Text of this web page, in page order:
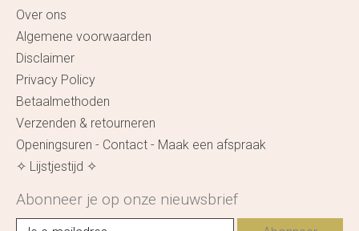
Over ons
Algemene voorwaarden
Disclaimer
Privacy Policy
Betaalmethoden
Verzenden & retourneren
Openingsuren - Contact - Maak een afspraak
✧ Lijstjestijd ✧
Abonneer je op onze nieuwsbrief